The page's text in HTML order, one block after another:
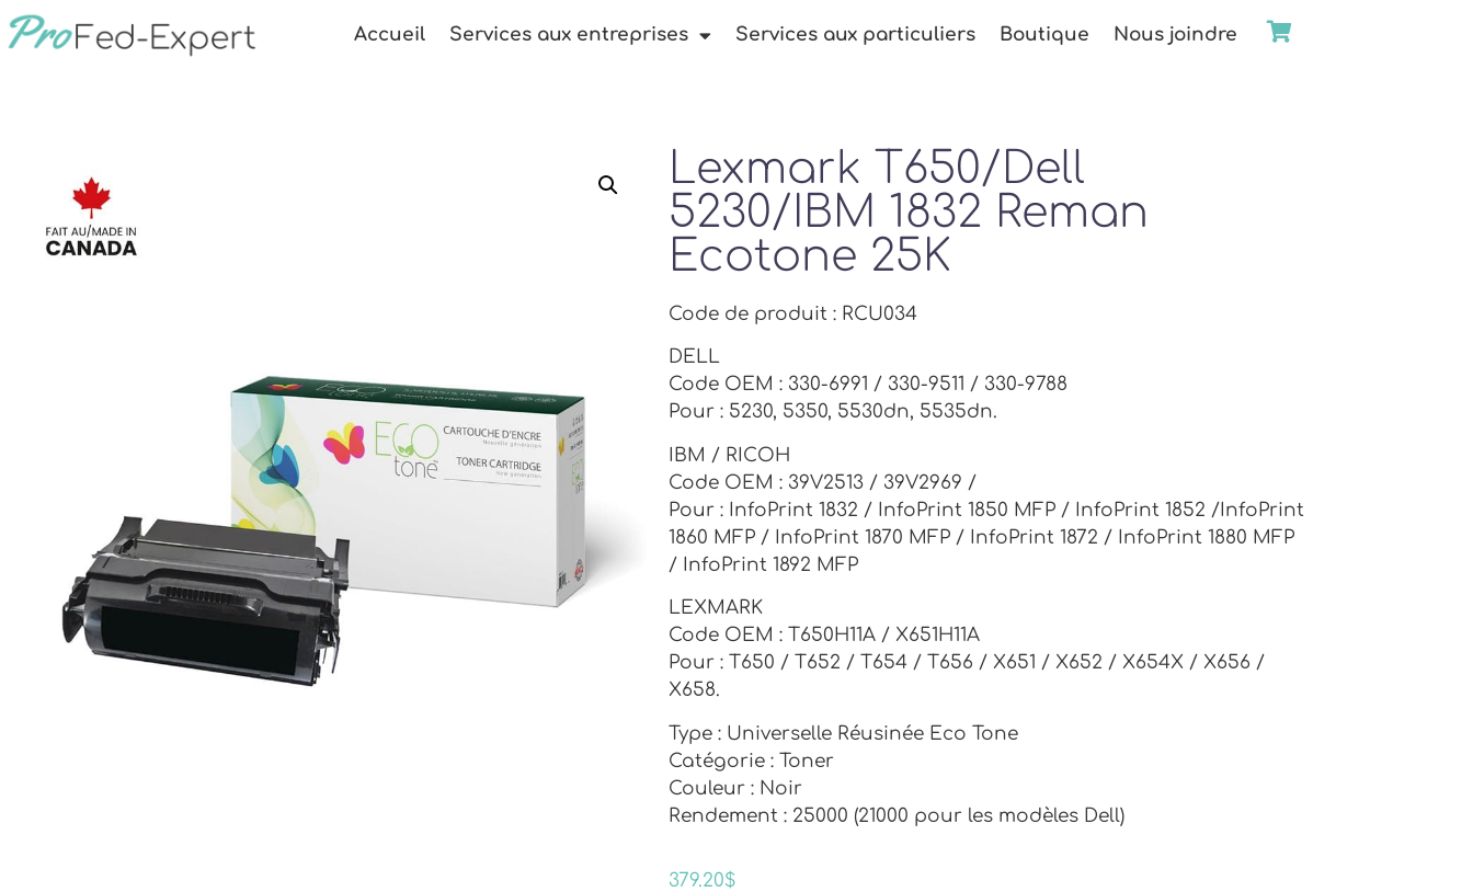
Accueil Services aux entreprises Services aux particuliers Boutique Nous joindre
Lexmark T650/Dell
5230/IBM 1832 Reman
Ecotone 25K
Code de produit : RCU034
DELL
Code OEM : 330-6991 / 330-9511 / 330-9788
Pour : 5230, 5350, 5530dn, 5535dn.
IBM / RICOH
Code OEM : 39V2513 / 39V2969 /
Pour : InfoPrint 1832 / InfoPrint 1850 MFP / InfoPrint 1852 /InfoPrint
1860 MFP / InfoPrint 1870 MFP / InfoPrint 1872 / InfoPrint 1880 MFP
/ InfoPrint 1892 MFP
LEXMARK
Code OEM : T650H11A / X651H11A
Pour : T650 / T652 / T654 / T656 / X651 / X652 / X654X / X656 /
X658.
Type : Universelle Réusinée Eco Tone
Catégorie : Toner
Couleur : Noir
Rendement : 25000 (21000 pour les modèles Dell)
379.20$